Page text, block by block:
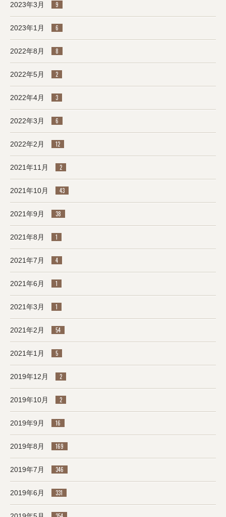
2023年3月 9
2023年1月 6
2022年8月 8
2022年5月 2
2022年4月 3
2022年3月 6
2022年2月 12
2021年11月 2
2021年10月 43
2021年9月 38
2021年8月 1
2021年7月 4
2021年6月 1
2021年3月 1
2021年2月 54
2021年1月 5
2019年12月 2
2019年10月 2
2019年9月 16
2019年8月 169
2019年7月 346
2019年6月 331